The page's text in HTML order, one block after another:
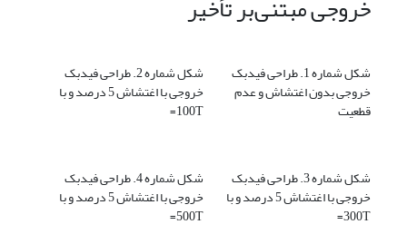
خروجی مبتنی‌بر تأخیر
شکل شماره 1. طراحی فیدبک
خروجی بدون اغتشاش و عدم
قطعیت
شکل شماره 2. طراحی فیدبک
خروجی با اغتشاش 5 درصد و با
100T=
شکل شماره 3. طراحی فیدبک
خروجی با اغتشاش 5 درصد و با
300T=
شکل شماره 4. طراحی فیدبک
خروجی با اغتشاش 5 درصد و با
500T=